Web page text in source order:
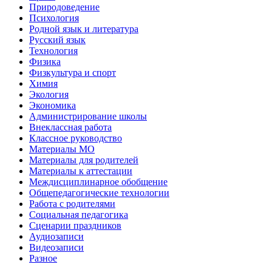
Природоведение
Психология
Родной язык и литература
Русский язык
Технология
Физика
Физкультура и спорт
Химия
Экология
Экономика
Администрирование школы
Внеклассная работа
Классное руководство
Материалы МО
Материалы для родителей
Материалы к аттестации
Междисциплинарное обобщение
Общепедагогические технологии
Работа с родителями
Социальная педагогика
Сценарии праздников
Аудиозаписи
Видеозаписи
Разное